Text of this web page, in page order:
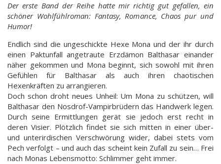
Der erste Band der Reihe hatte mir richtig gut gefallen, ein
schöner Wohlfühlroman: Fantasy, Romance, Chaos pur und
Humor!
Endlich sind die ungeschickte Hexe Mona und der ihr durch
einen Paktunfall angetraute Erzdämon Balthasar einander
näher gekommen und Mona beginnt, sich sowohl mit ihren
Gefühlen für Balthasar als auch ihren chaotischen
Hexenkräften zu arrangieren.
Doch schon droht neues Unheil: Um Mona zu schützen, will
Balthasar den Nosdrof-Vampirbrüdern das Handwerk legen.
Durch seine Ermittlungen gerät sie jedoch erst recht in
deren Visier. Plötzlich findet sie sich mitten in einer über-
und unterirdischen Verschwörung wider, dabei stets vom
Pech verfolgt – und auch das scheint kein Zufall zu sein… Frei
nach Monas Lebensmotto: Schlimmer geht immer.